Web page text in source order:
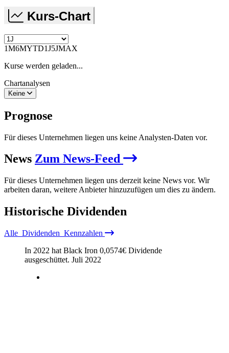
Kurs-Chart
1M6MYTD1J5JMAX
Kurse werden geladen...
Chartanalysen
Keine
Prognose
Für dieses Unternehmen liegen uns keine Analysten-Daten vor.
News Zum News-Feed
Für dieses Unternehmen liegen uns derzeit keine News vor. Wir
arbeiten daran, weitere Anbieter hinzuzufügen um dies zu ändern.
Historische Dividenden
Alle Dividenden Kennzahlen
In 2022 hat Black Iron 0,0574€ Dividende
ausgeschüttet. Juli 2022